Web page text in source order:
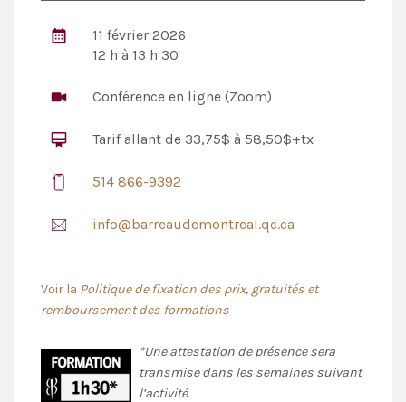
11 février 2026
12 h à 13 h 30
Conférence en ligne (Zoom)
Tarif allant de 33,75$ à 58,50$+tx
514 866-9392
info@barreaudemontreal.qc.ca
Voir la Politique de fixation des prix, gratuités et
remboursement des formations
*Une attestation de présence sera
transmise dans les semaines suivant
l’activité.